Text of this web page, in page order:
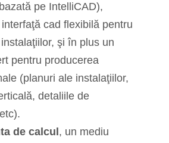
pe IntelliCAD),
cad flexibilă pentru
şi în plus un
pentru producerea
(planuri ale instalaţiilor,
detaliile de
de calcul , un mediu